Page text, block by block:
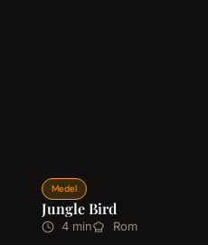
Medel
Jungle Bird
4 min Rom